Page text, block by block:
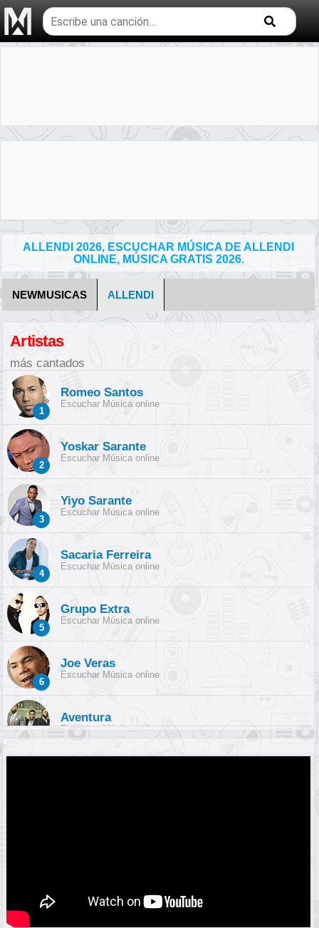
Buscar
temas
musicales
ALLENDI 2026, ESCUCHAR MÚSICA DE ALLENDI
ONLINE, MÚSICA GRATIS 2026.
NEWMUSICAS ALLENDI
Artistas
más cantados
1
Romeo Santos
Escuchar Música online
2
Yoskar Sarante
Escuchar Música online
3
Yiyo Sarante
Escuchar Música online
4
Sacaria Ferreira
Escuchar Música online
5
Grupo Extra
Escuchar Música online
6
Joe Veras
Escuchar Música online
Aventura
Escuchar Música online
10